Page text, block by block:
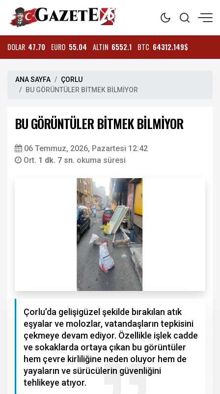
DOLAR 47.70 EURO 55.04 ALTIN 6552.1 BTC 64312.149$
ANA SAYFA
ÇORLU
BU GÖRÜNTÜLER BİTMEK BİLMİYOR
BU GÖRÜNTÜLER BİTMEK BİLMİYOR
06 Temmuz, 2026, Pazartesi 12:42
Ort. 1 dk. 7 sn. okuma süresi
Çorlu’da gelişigüzel şekilde bırakılan atık
eşyalar ve molozlar, vatandaşların tepkisini
çekmeye devam ediyor. Özellikle işlek cadde
ve sokaklarda ortaya çıkan bu görüntüler
hem çevre kirliliğine neden oluyor hem de
yayaların ve sürücülerin güvenliğini
tehlikeye atıyor.